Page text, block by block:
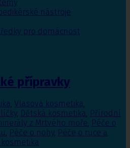
nástroje
pro domácnost
přípravky
, Vlasová kosmetika,
, Dětská kosmetika, Přírodní
z Mrtvého moře, Péče o
, Péče o nohy, Péče o ruce a